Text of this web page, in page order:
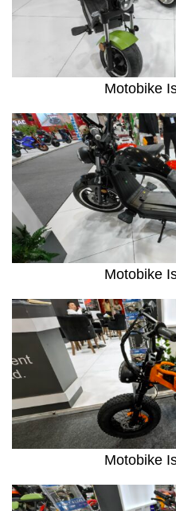
Motobike
Motobike
Motobike